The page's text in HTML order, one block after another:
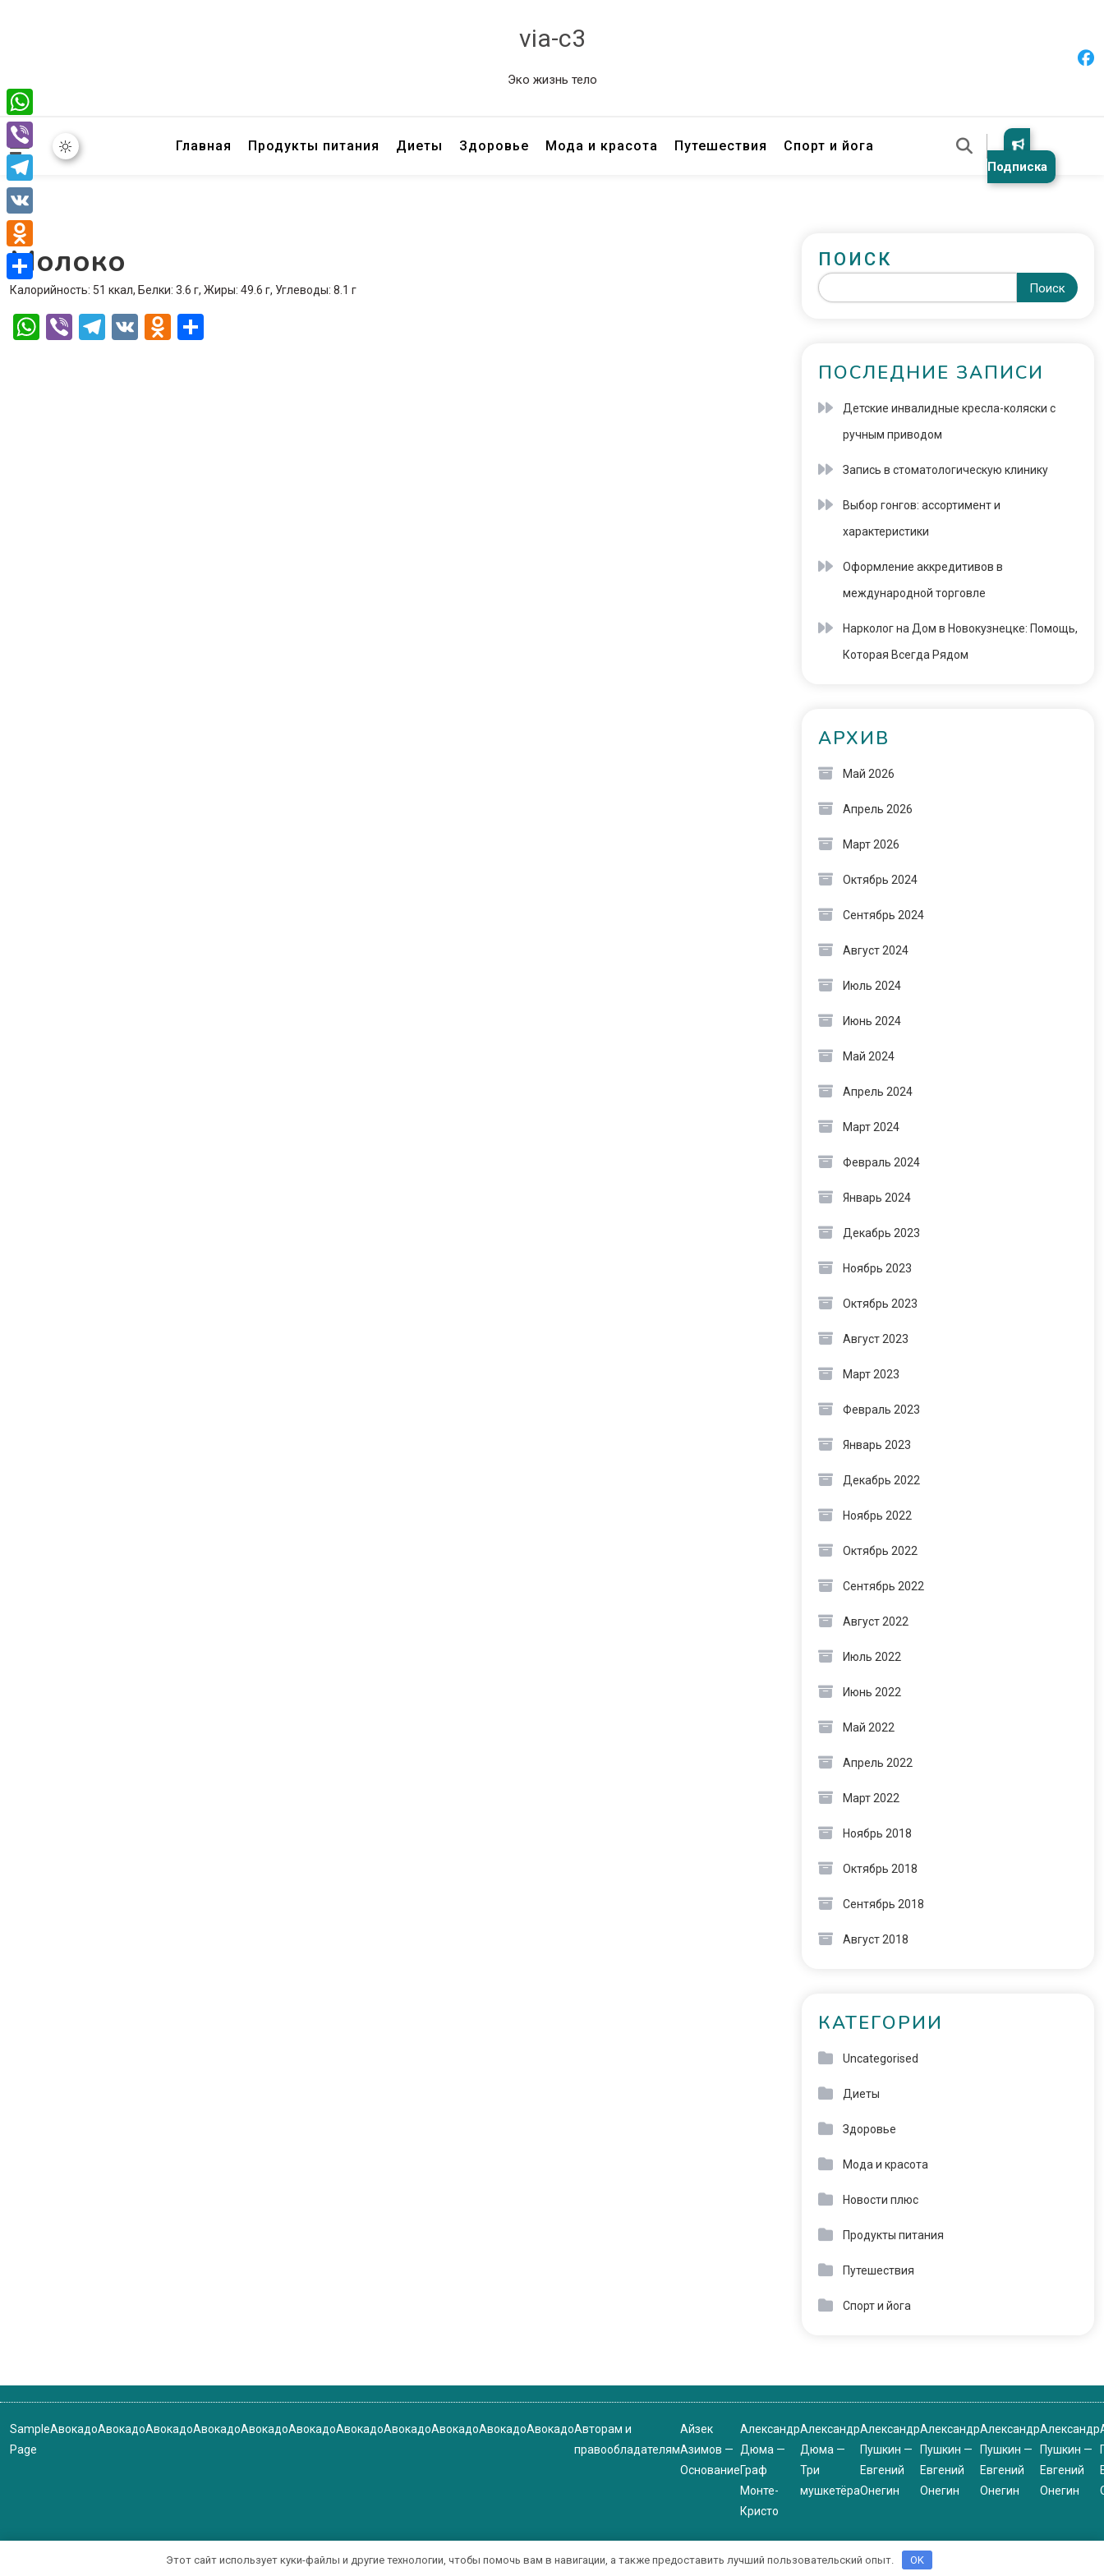
via-c3
Эко жизнь тело
Главная Продукты питания Диеты Здоровье Мода и красота Путешествия Спорт и йога
Подписка
Молоко
Калорийность: 51 ккал, Белки: 3.6 г, Жиры: 49.6 г, Углеводы: 8.1 г
WhatsApp
ViberTelegram
VK Odnoklassniki
ПОИСК
Поиск
ПОСЛЕДНИЕ ЗАПИСИ
Детские инвалидные кресла-коляски с
ручным приводом
Запись в стоматологическую клинику
Выбор гонгов: ассортимент и
характеристики
Оформление аккредитивов в
международной торговле
Нарколог на Дом в Новокузнецке: Помощь,
Которая Всегда Рядом
АРХИВ
Май 2026
Апрель 2026
Март 2026
Октябрь 2024
Сентябрь 2024
Август 2024
Июль 2024
Июнь 2024
Май 2024
Апрель 2024
Март 2024
Февраль 2024
Январь 2024
Декабрь 2023
Ноябрь 2023
Октябрь 2023
Август 2023
Март 2023
Февраль 2023
Январь 2023
Декабрь 2022
Ноябрь 2022
Октябрь 2022
Сентябрь 2022
Август 2022
Июль 2022
Июнь 2022
Май 2022
Апрель 2022
Март 2022
Ноябрь 2018
Октябрь 2018
Сентябрь 2018
Август 2018
КАТЕГОРИИ
Uncategorised
Диеты
Здоровье
Мода и красота
Новости плюс
Продукты питания
Путешествия
Спорт и йога
Sample
Page
АвокадоАвокадоАвокадоАвокадоАвокадоАвокадоАвокадоАвокадоАвокадоАвокадоАвокадоАвторам и
правообладателям
Айзек
Азимов —
Основание
Александр
Дюма —
Граф
Монте-
Кристо
Александр
Дюма —
Три
мушкетёра
Александр
Пушкин —
Евгений
Онегин
Александр
Пушкин —
Евгений
Онегин
Александр
Пушкин —
Евгений
Онегин
Александр
Пушкин —
Евгений
Онегин
WhatsApp
Viber
Telegram
VK
Odnoklassniki
Отправить
Этот сайт использует куки-файлы и другие технологии, чтобы помочь вам в навигации, а также предоставить лучший пользовательский опыт. OK